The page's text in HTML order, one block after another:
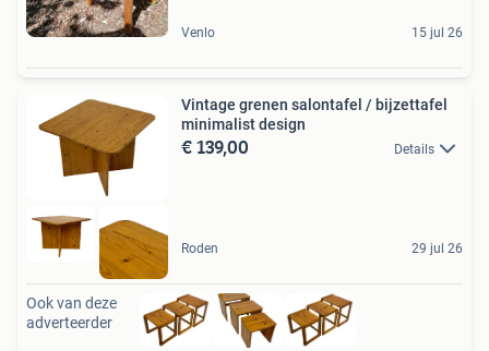
Venlo 15 jul 26
Vintage grenen salontafel / bijzettafel
minimalist design
€ 139,00 Details
Roden 29 jul 26
Ook van deze
adverteerder